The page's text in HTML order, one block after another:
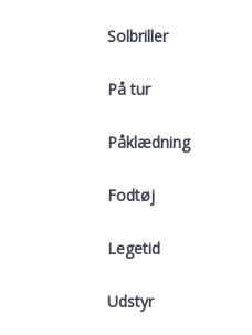
Solbriller
På tur
Påklædning
Fodtøj
Legetid
Udstyr